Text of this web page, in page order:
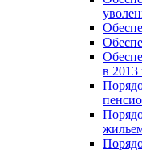
в 2013